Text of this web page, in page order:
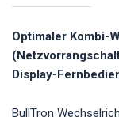
Optimaler Kombi-
Display-
BullTron